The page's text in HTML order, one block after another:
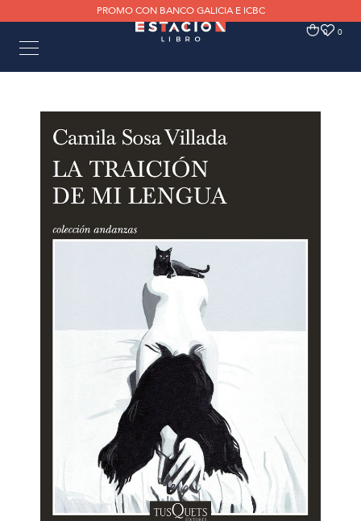
PROMO CON BANCO GALICIA E ICBC
0 0